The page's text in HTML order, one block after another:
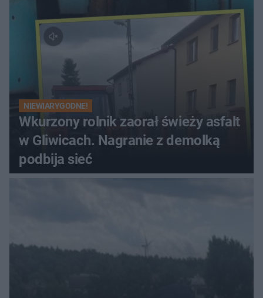
NIEWIARYGODNE!
Wkurzony rolnik zaorał świeży asfalt
w Gliwicach. Nagranie z demolką
podbija sieć